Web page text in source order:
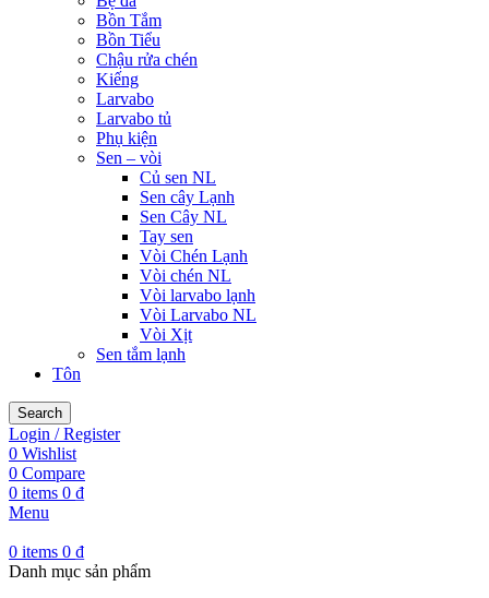
Bồn Tắm
Bồn Tiểu
Chậu rửa chén
Kiếng
Larvabo
Larvabo tủ
Phụ kiện
Sen – vòi
Củ sen NL
Sen cây Lạnh
Sen Cây NL
Tay sen
Vòi Chén Lạnh
Vòi chén NL
Vòi larvabo lạnh
Vòi Larvabo NL
Vòi Xịt
Sen tắm lạnh
Tôn
Search
Login / Register
0 Wishlist
0 Compare
0 items 0 ₫
Menu
0 items 0 ₫
Danh mục sản phẩm